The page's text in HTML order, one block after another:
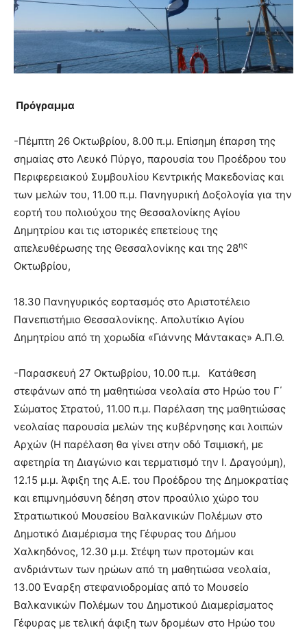
Πρόγραμμα
-Πέμπτη 26 Οκτωβρίου, 8.00 π.μ. Επίσημη έπαρση της
σημαίας στο Λευκό Πύργο, παρουσία του Προέδρου του
Περιφερειακού Συμβουλίου Κεντρικής Μακεδονίας και
των μελών του, 11.00 π.μ. Πανηγυρική Δοξολογία για την
εορτή του πολιούχου της Θεσσαλονίκης Αγίου
Δημητρίου και τις ιστορικές επετείους της
απελευθέρωσης της Θεσσαλονίκης και της 28ης
Οκτωβρίου,
18.30 Πανηγυρικός εορτασμός στο Αριστοτέλειο
Πανεπιστήμιο Θεσσαλονίκης. Απολυτίκιο Αγίου
Δημητρίου από τη χορωδία «Γιάννης Μάντακας» Α.Π.Θ.
-Παρασκευή 27 Οκτωβρίου, 10.00 π.μ. Κατάθεση
στεφάνων από τη μαθητιώσα νεολαία στο Ηρώο του Γ΄
Σώματος Στρατού, 11.00 π.μ. Παρέλαση της μαθητιώσας
νεολαίας παρουσία μελών της κυβέρνησης και λοιπών
Αρχών (Η παρέλαση θα γίνει στην οδό Τσιμισκή, με
αφετηρία τη Διαγώνιο και τερματισμό την Ι. Δραγούμη),
12.15 μ.μ. Άφιξη της Α.Ε. του Προέδρου της Δημοκρατίας
και επιμνημόσυνη δέηση στον προαύλιο χώρο του
Στρατιωτικού Μουσείου Βαλκανικών Πολέμων στο
Δημοτικό Διαμέρισμα της Γέφυρας του Δήμου
Χαλκηδόνος, 12.30 μ.μ. Στέψη των προτομών και
ανδριάντων των ηρώων από τη μαθητιώσα νεολαία,
13.00 Έναρξη στεφανιοδρομίας από το Μουσείο
Βαλκανικών Πολέμων του Δημοτικού Διαμερίσματος
Γέφυρας με τελική άφιξη των δρομέων στο Ηρώο του